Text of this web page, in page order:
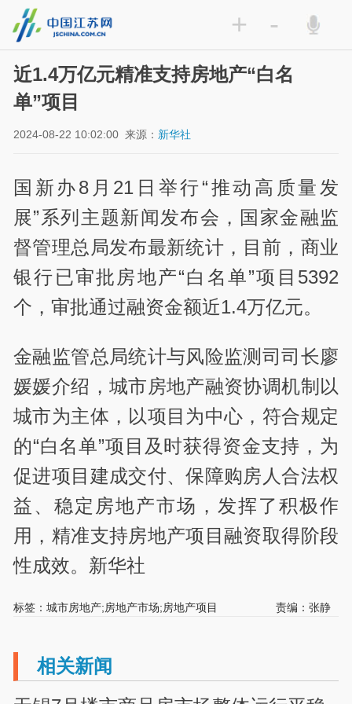
+ -
近1.4万亿元精准支持房地产“白名
单”项目
2024-08-22 10:02:00 来源： 新华社
国新办8月21日举行“推动高质量发
展”系列主题新闻发布会，国家金融监
督管理总局发布最新统计，目前，商业
银行已审批房地产“白名单”项目5392
个，审批通过融资金额近1.4万亿元。
金融监管总局统计与风险监测司司长廖
媛媛介绍，城市房地产融资协调机制以
城市为主体，以项目为中心，符合规定
的“白名单”项目及时获得资金支持，为
促进项目建成交付、保障购房人合法权
益、稳定房地产市场，发挥了积极作
用，精准支持房地产项目融资取得阶段
性成效。新华社
标签：城市房地产;房地产市场;房地产项目 责编：张静
相关新闻